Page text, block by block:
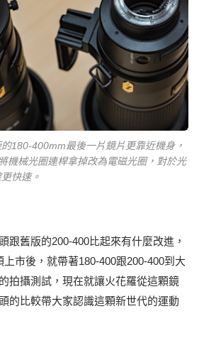
180-400mm最後一片鏡片更靠近機身，
機械光圈連桿拿掉改為電磁光圈，對於光
快速。
跟舊版的200-400比起來有什麼改進，
市後，就帶著180-400跟200-400到大
拍攝測試，現在就讓火花羅從這顆鏡
的比較帶大家認識這顆新世代的運動